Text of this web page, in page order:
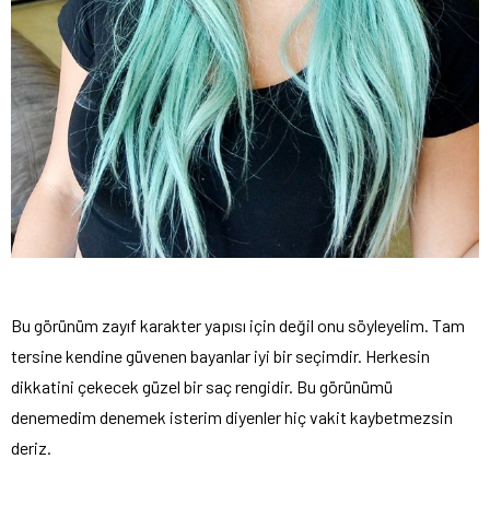
Bu görünüm zayıf karakter yapısı için değil onu söyleyelim. Tam
tersine kendine güvenen bayanlar iyi bir seçimdir. Herkesin
dikkatini çekecek güzel bir saç rengidir. Bu görünümü
denemedim denemek isterim diyenler hiç vakit kaybetmezsin
deriz.